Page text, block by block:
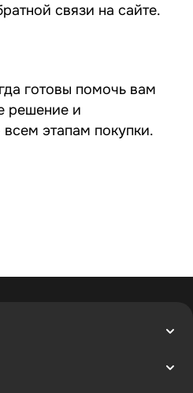
связи на сайте.
готовы помочь вам
решение и
всем этапам покупки.